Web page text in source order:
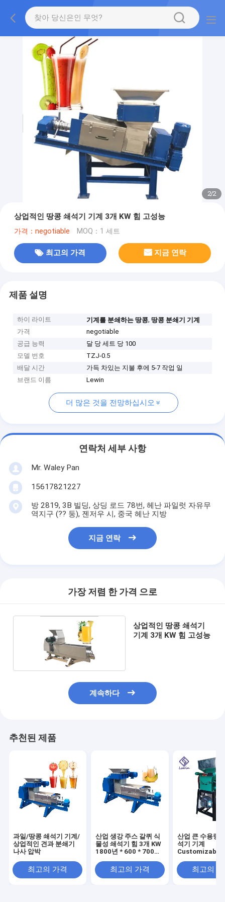
2/2
상업적인 땅콩 쇄석기 기계 3개 KW 힘 고성능
가격：negotiable MOQ：1 세트
최고의 가격 지금 연락
제품 설명
하이 라이트 기계를 분쇄하는 땅콩,땅콩 분쇄기 기계
가격
negotiable
공급 능력
달 당 세트 당 100
모델 번호
TZJ-0.5
배달 시간
가득 차있는 지불 후에 5-7 작업 일
브랜드 이름
Lewin
더 많은 것을 전망하십시오
연락처 세부 사항
Mr. Waley Pan
15617821227
방 2819, 3B 빌딩, 상딩 로드 78번, 헤난 파일럿 자유무
역지구 (?? 둥), 젠저우 시, 중국 헤난 지방
지금 연락
가장 저렴 한 가격 으로
상업적인 땅콩 쇄석기
기계 3개 KW 힘 고성능
계속하다
추천된 제품
과일/땅콩 쇄석기 기계/
상업적인 견과 분쇄기
나사 압박
최고의 가격
산업 생강 주스 갈퀴 식
물성 쇄석기 힘 3개 KW
1800년 * 600 * 700
최고의 가격
산업 큰 수용량
석기 기계
Customizable
최고의